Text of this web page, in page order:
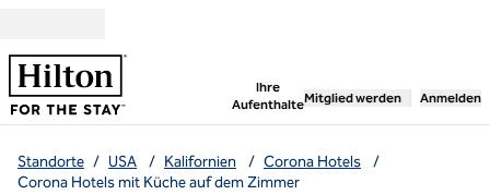
Ihre
Aufenthalte
,öffnet neue
Mitglied werden Anmelden
Standorte / USA / Kalifornien / Corona Hotels
/
Corona Hotels mit Küche auf dem Zimmer